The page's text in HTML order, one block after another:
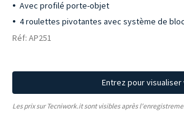
Avec profilé porte-objet
4 roulettes pivotantes avec système de
Réf: AP251
Entrez pour
Les prix sur Tecniwork.it sont visibles après